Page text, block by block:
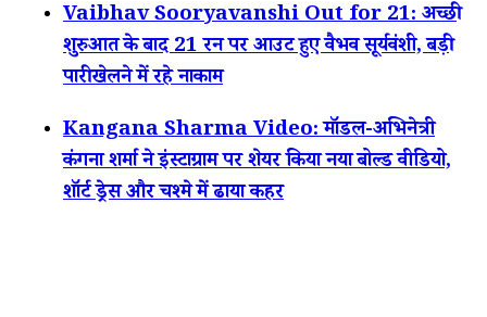
Vaibhav Sooryavanshi Out for 21: अच्छी
शुरुआत के बाद 21 रन पर आउट हुए वैभव सूर्यवंशी, बड़ी
पारी खेलने में रहे नाकाम
Kangana Sharma Video: मॉडल-अभिनेत्री
कंगना शर्मा ने इंस्टाग्राम पर शेयर किया नया बोल्ड वीडियो,
शॉर्ट ड्रेस और चश्मे में ढाया कहर